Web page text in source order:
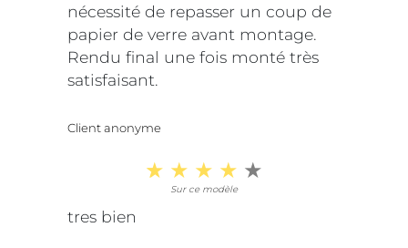
nécessité de repasser un coup de
papier de verre avant montage.
Rendu final une fois monté très
satisfaisant.
Client anonyme
Sur ce modèle
tres bien